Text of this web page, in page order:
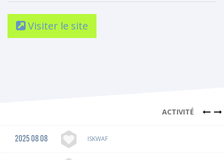
Visiter le site
ACTIVITÉ
2025 08 08 ISKWAF